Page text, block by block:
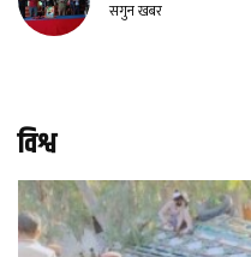
सगुन खबर
विश्व